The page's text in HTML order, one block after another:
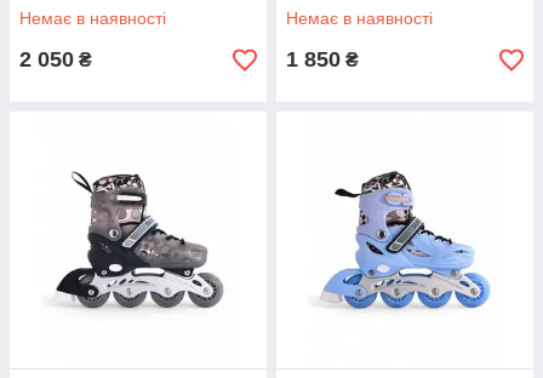
Немає в наявності
2 050 ₴
Немає в наявності
1 850 ₴